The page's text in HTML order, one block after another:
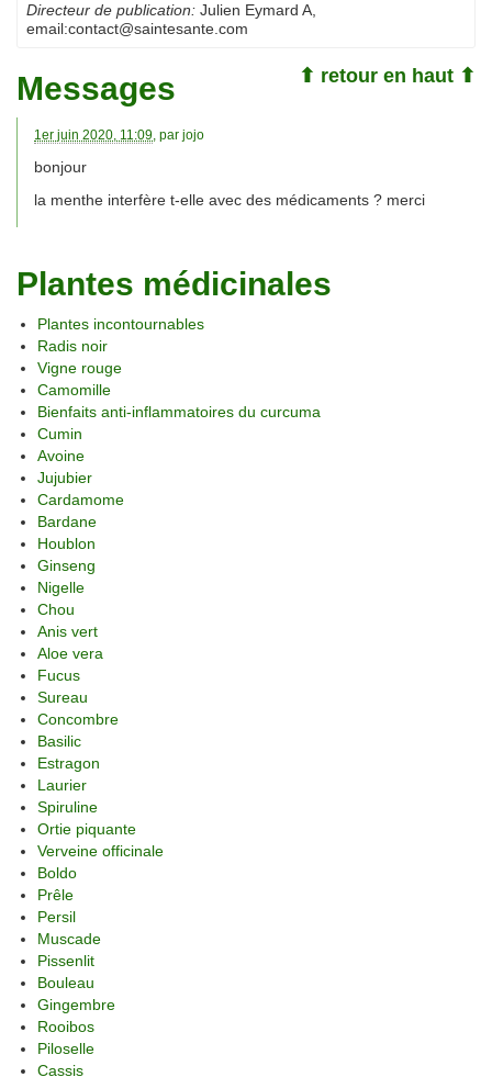
Directeur de publication: Julien Eymard A
email:contact@saintesante.com
⬆ retour en haut ⬆
Messages
1er juin 2020, 11:09, par jojo
bonjour
la menthe interfère t-elle avec des médicaments ? merci
Plantes médicinales
Plantes incontournables
Radis noir
Vigne rouge
Camomille
Bienfaits anti-inflammatoires du curcuma
Cumin
Avoine
Jujubier
Cardamome
Bardane
Houblon
Ginseng
Nigelle
Chou
Anis vert
Aloe vera
Fucus
Sureau
Concombre
Basilic
Estragon
Laurier
Spiruline
Ortie piquante
Verveine officinale
Boldo
Prêle
Persil
Muscade
Pissenlit
Bouleau
Gingembre
Rooibos
Piloselle
Cassis